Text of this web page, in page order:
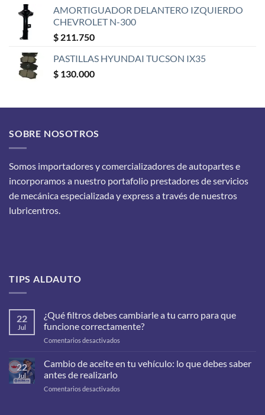
AMORTIGUADOR DELANTERO IZQUIERDO
CHEVROLET N-300
$ 211.750
PASTILLAS HYUNDAI TUCSON IX35
$ 130.000
SOBRE NOSOTROS
Somos importadores y comercializadores de autopartes e
incorporamos a nuestro portafolio prestadores de servicios
de mecánica especializada y express a través de nuestros
lubricentros.
TIPS ALDAUTO
22
Jul
¿Qué filtros debes cambiarle a tu carro para que
funcione correctamente?
Comentarios desactivados
filtros
a
22
Jul
Cambio de aceite en tu vehículo: lo que debes saber
antes de realizarlo
Comentarios desactivados